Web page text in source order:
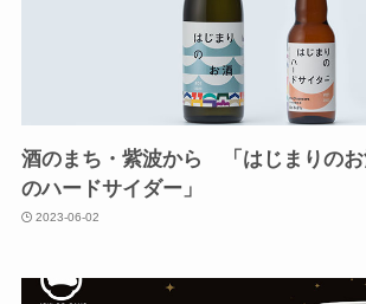
酒のまち・紫波から 「はじまりのお
のハードサイダー」
2023-06-02